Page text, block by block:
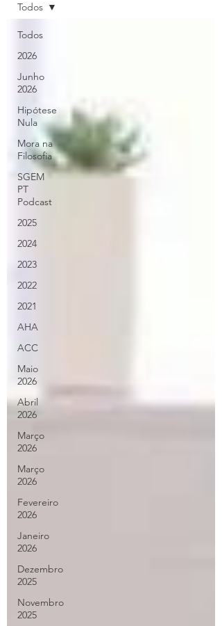
Todos
2026
Junho
2026
Hipótese
Nula
Mora na
Filosofia
SGEM
PT
Podcast
2025
2024
2023
2022
2021
AHA
ACC
Maio
2026
Abril
2026
Março
2026
Março
2026
Fevereiro
2026
Janeiro
2026
Dezembro
2025
Novembro
2025
Todos